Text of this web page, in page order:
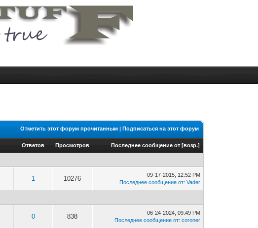
Отметить этот форум прочитанным |Подписаться на этот форум
Ответов Просмотров Последнее сообщение от [возр.]
1 10276
09-17-2015, 12:52 PM
Последнее сообщение от:Vader
0 838
06-24-2024, 09:49 PM
Последнее сообщение от:coroner